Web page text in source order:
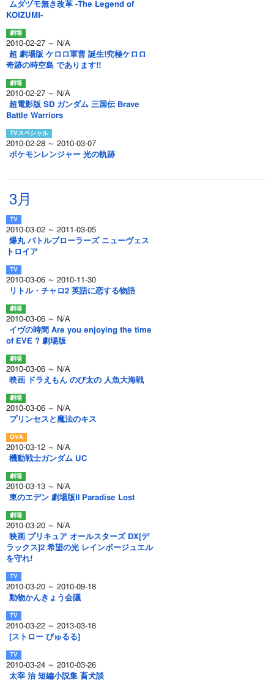
ムダヅモ無き改革 -The Legend of
KOIZUMI-
2010-02-27 ～ N/A
超 劇場版 ケロロ軍曹 誕生!究極ケロロ
奇跡の時空島 であります!!
2010-02-27 ～ N/A
超電影版 SD ガンダム 三国伝 Brave
Battle Warriors
2010-02-28 ～ 2010-03-07
ポケモンレンジャー 光の軌跡
3月
2010-03-02 ～ 2011-03-05
爆丸 バトルブローラーズ ニューヴェス
トロイア
2010-03-06 ～ 2010-11-30
リトル・チャロ2 英語に恋する物語
2010-03-06 ～ N/A
イヴの時間 Are you enjoying the time
of EVE ? 劇場版
2010-03-06 ～ N/A
映画 ドラえもん のび太の 人魚大海戦
2010-03-06 ～ N/A
プリンセスと魔法のキス
2010-03-12 ～ N/A
機動戦士ガンダム UC
2010-03-13 ～ N/A
東のエデン 劇場版Ⅱ Paradise Lost
2010-03-20 ～ N/A
映画 プリキュア オールスターズ DX[デ
ラックス]2 希望の光 レインボージュエル
を守れ!
2010-03-20 ～ 2010-09-18
動物かんきょう会議
2010-03-22 ～ 2013-03-18
[ストロー びゅるる]
2010-03-24 ～ 2010-03-26
太宰 治 短編小説集 畜犬談